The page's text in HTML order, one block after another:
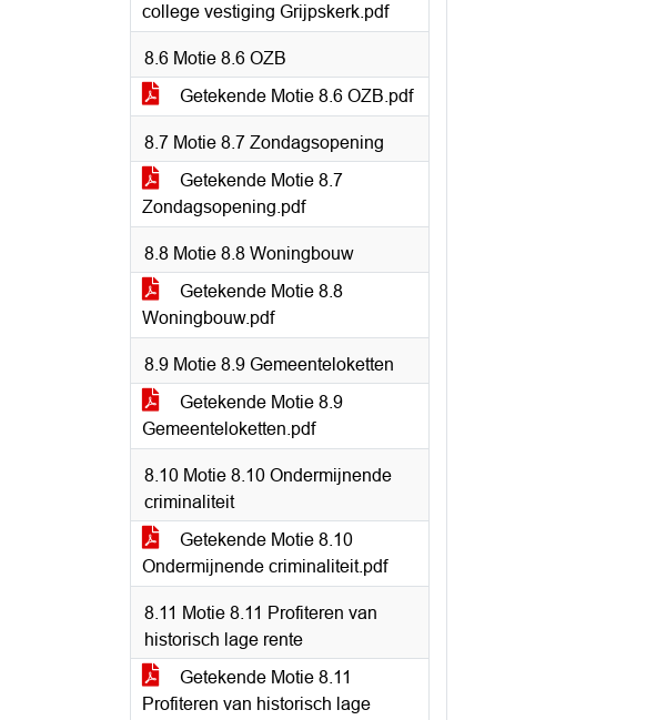
college vestiging Grijpskerk.pdf
8.6 Motie 8.6 OZB
Getekende Motie 8.6 OZB.pdf
8.7 Motie 8.7 Zondagsopening
Getekende Motie 8.7
Zondagsopening.pdf
8.8 Motie 8.8 Woningbouw
Getekende Motie 8.8
Woningbouw.pdf
8.9 Motie 8.9 Gemeenteloketten
Getekende Motie 8.9
Gemeenteloketten.pdf
8.10 Motie 8.10 Ondermijnende
criminaliteit
Getekende Motie 8.10
Ondermijnende criminaliteit.pdf
8.11 Motie 8.11 Profiteren van
historisch lage rente
Getekende Motie 8.11
Profiteren van historisch lage